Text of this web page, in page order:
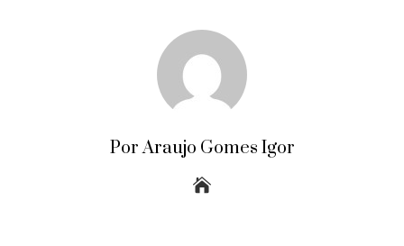
Por Araujo Gomes Igor